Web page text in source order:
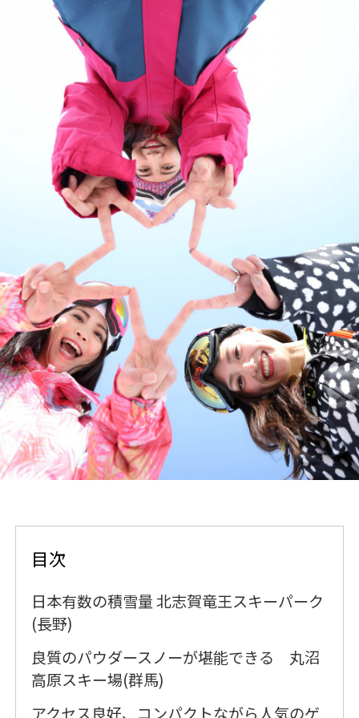
目次
日本有数の積雪量 北志賀竜王スキーパーク
(長野)
良質のパウダースノーが堪能できる 丸沼
高原スキー場(群馬)
アクセス良好、コンパクトながら人気のゲ